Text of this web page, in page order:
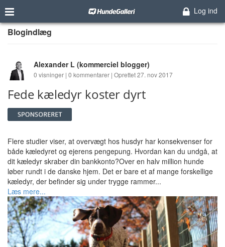
Log ind
Blogindlæg
Alexander L (kommerciel blogger)
0 visninger | 0 kommentarer | Oprettet 27. nov 2017
Fede kæledyr koster dyrt
Flere studier viser, at overvægt hos husdyr har konsekvenser for
både kæledyret og ejerens pengepung. Hvordan kan du undgå, at
dit kæledyr skraber din bankkonto?Over en halv million hunde
løber rundt i de danske hjem. Det er bare et af mange forskellige
kæledyr, der befinder sig under trygge rammer...
Læs mere...